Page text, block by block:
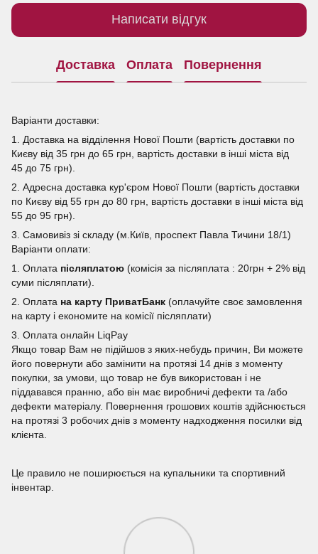
Написати відгук
Доставка Оплата Повернення
Варіанти доставки:
1. Доставка на відділення Нової Пошти (вартість доставки по
Києву від 35 грн до 65 грн, вартість доставки в інші міста від
45 до 75 грн).
2. Адресна доставка кур'єром Нової Пошти (вартість доставки
по Києву від 55 грн до 80 грн, вартість доставки в інші міста від
55 до 95 грн).
3. Самовивіз зі складу (м.Київ, проспект Павла Тичини 18/1)
Варіанти оплати:
1. Оплата післяплатою (комісія за післяплата : 20грн + 2% від
суми післяплати).
2. Оплата на карту ПриватБанк (оплачуйте своє замовлення
на карту і економите на комісії післяплати)
3. Оплата онлайн LiqPay
Якщо товар Вам не підійшов з яких-небудь причин, Ви можете
його повернути або замінити на протязі 14 днів з моменту
покупки, за умови, що товар не був використован і не
піддавався пранню, або він має виробничі дефекти та /або
дефекти матеріалу. Повернення грошових коштів здійснюється
на протязі 3 робочих днів з моменту надходження посилки від
клієнта.
Це правило не поширюється на купальники та спортивний
інвентар.